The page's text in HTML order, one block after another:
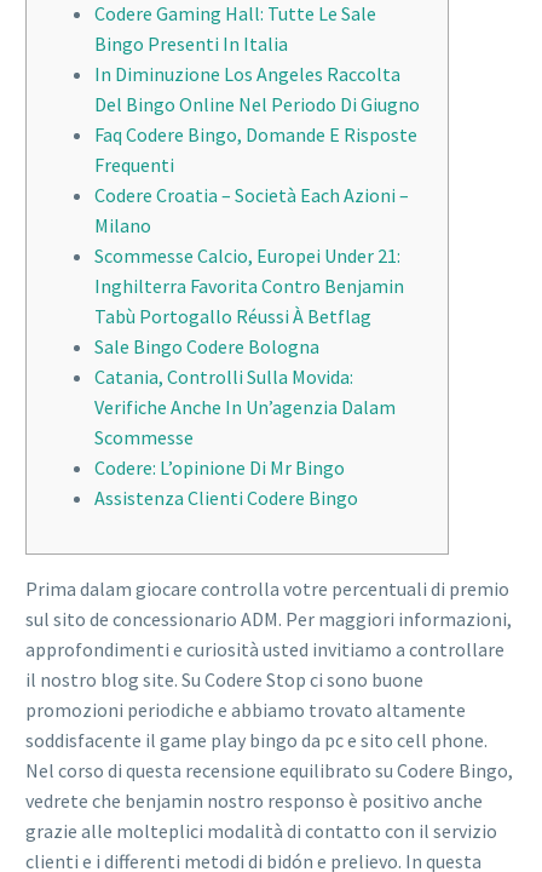
Codere Gaming Hall: Tutte Le Sale
Bingo Presenti In Italia
In Diminuzione Los Angeles Raccolta
Del Bingo Online Nel Periodo Di Giugno
Faq Codere Bingo, Domande E Risposte
Frequenti
Codere Croatia – Società Each Azioni –
Milano
Scommesse Calcio, Europei Under 21:
Inghilterra Favorita Contro Benjamin
Tabù Portogallo Réussi À Betflag
Sale Bingo Codere Bologna
Catania, Controlli Sulla Movida:
Verifiche Anche In Un’agenzia Dalam
Scommesse
Codere: L’opinione Di Mr Bingo
Assistenza Clienti Codere Bingo
Prima dalam giocare controlla votre percentuali di premio
sul sito de concessionario ADM. Per maggiori informazioni,
approfondimenti e curiosità usted invitiamo a controllare
il nostro blog site. Su Codere Stop ci sono buone
promozioni periodiche e abbiamo trovato altamente
soddisfacente il game play bingo da pc e sito cell phone.
Nel corso di questa recensione equilibrato su Codere Bingo,
vedrete che benjamin nostro responso è positivo anche
grazie alle molteplici modalità di contatto con il servizio
clienti e i differenti metodi di bidón e prelievo. In questa